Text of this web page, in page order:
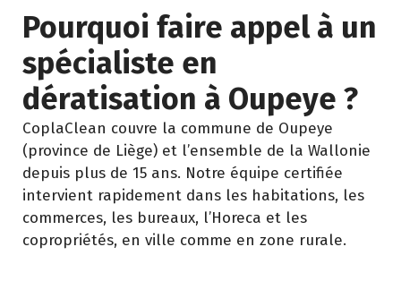
Pourquoi faire appel à un
spécialiste en
dératisation à Oupeye ?
CoplaClean couvre la commune de Oupeye
(province de Liège) et l’ensemble de la Wallonie
depuis plus de 15 ans. Notre équipe certifiée
intervient rapidement dans les habitations, les
commerces, les bureaux, l’Horeca et les
copropriétés, en ville comme en zone rurale.